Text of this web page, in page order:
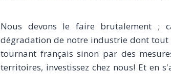
Nous devons le faire brutalement ;
dégradation de notre industrie dont tout
tournant français sinon par des
territoires, investissez chez nous! Et en